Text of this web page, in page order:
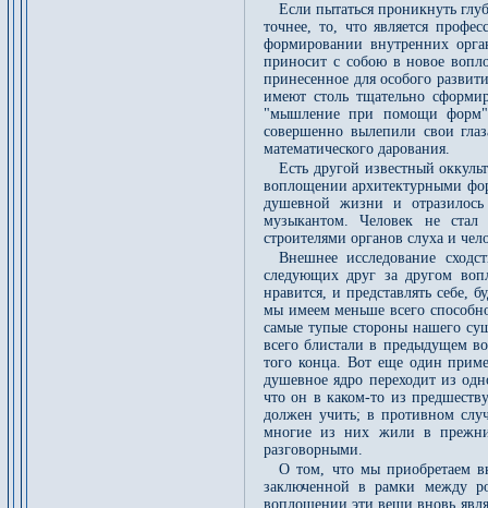
Если пытаться проникнуть
точнее, то, что является
формировании внутренних
приносит с собою в новое
принесенное для особого
имеют столь тщательно
"мышление при помощи форм"
совершенно вылепили свои
математического дарования.
Есть другой известный
воплощении архитектурными
душевной жизни и
музыкантом. Человек не
строителями органов слуха и
Внешнее исследование
следующих друг за другом
нравится, и представлять себе,
мы имеем меньше всего
самые тупые стороны нашего
всего блистали в предыдущем
того конца. Вот еще один
душевное ядро переходит из
что он в каком-то из
должен учить; в противном
многие из них жили в
разговорными.
О том, что мы приобретаем
заключенной в рамки между
воплощении эти вещи вновь